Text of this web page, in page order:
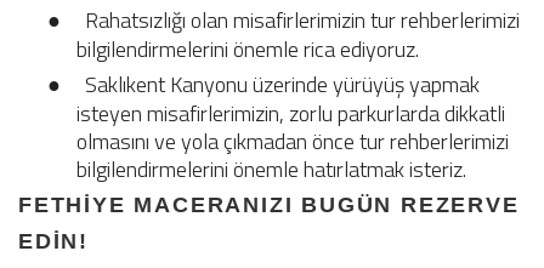
●
Rahatsızlığı olan misafirlerimizin tur rehberlerimizi
bilgilendirmelerini önemle rica ediyoruz.
●
Saklıkent Kanyonu üzerinde yürüyüş yapmak
isteyen misafirlerimizin, zorlu parkurlarda dikkatli
olmasını ve yola çıkmadan önce tur rehberlerimizi
bilgilendirmelerini önemle hatırlatmak isteriz.
FETHIYE MACERANIZI BUGÜN REZERVE
EDIN!